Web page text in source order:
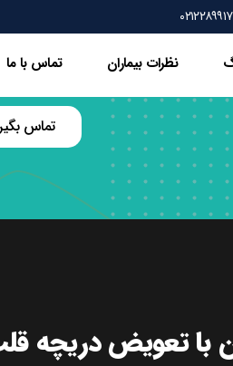
نظرات بیماران تماس با ما
تماس
با تعویض دریچه